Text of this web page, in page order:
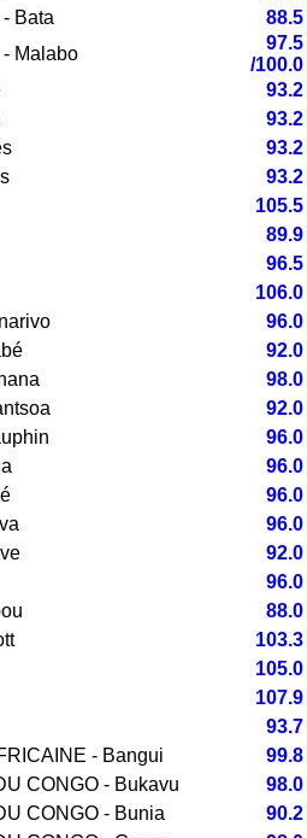
Bata
88.5
Malabo
97.5
/100.0
93.2
93.2
93.2
93.2
105.5
89.9
96.5
106.0
96.0
92.0
98.0
92.0
96.0
96.0
96.0
96.0
92.0
96.0
88.0
103.3
105.0
107.9
93.7
- Bangui
99.8
CONGO - Bukavu
98.0
CONGO - Bunia
90.2